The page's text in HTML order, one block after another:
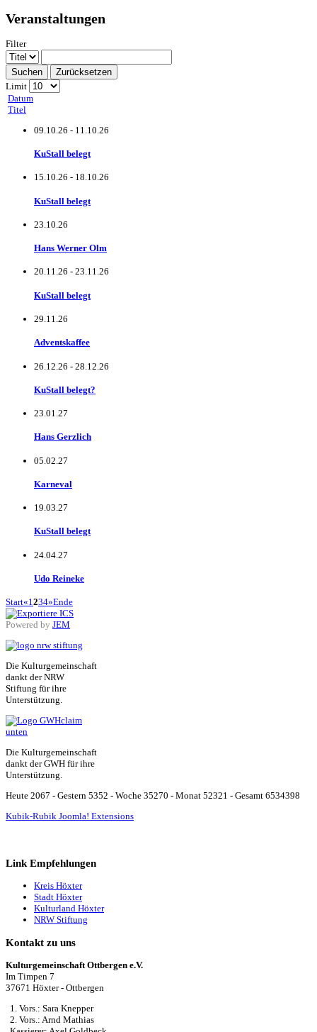
Veranstaltungen
Filter
Suchen
Zurücksetzen
Limit
Datum
Titel
09.10.26 - 11.10.26
KuStall belegt
15.10.26 - 18.10.26
KuStall belegt
23.10.26
Hans Werner Olm
20.11.26 - 23.11.26
KuStall belegt
29.11.26
Adventskaffee
26.12.26 - 28.12.26
KuStall belegt?
23.01.27
Hans Gerzlich
05.02.27
Karneval
19.03.27
KuStall belegt
24.04.27
Udo Reineke
Start«1234»Ende
Powered by JEM
Die Kulturgemeinschaft
dankt der NRW
Stiftung für ihre
Unterstützung.
Die Kulturgemeinschaft
dankt der GWH für ihre
Unterstützung.
Heute 2067 - Gestern 5352 - Woche 35270 - Monat 52321 - Gesamt 6534398
Kubik-Rubik Joomla! Extensions
Link Empfehlungen
Kreis Höxter
Stadt Höxter
Kulturland Höxter
NRW Stiftung
Kontakt zu uns
Kulturgemeinschaft Ottbergen e.V.
Im Timpen 7
37671 Höxter - Ottbergen
1. Vors.: Sara Knepper
2. Vors.: Arnd Mathias